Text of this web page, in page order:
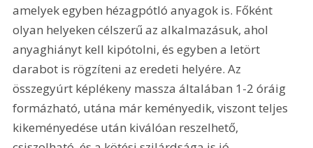
amelyek egyben hézagpótló anyagok is. Főként
olyan helyeken célszerű az alkalmazásuk, ahol
anyaghiányt kell kipótolni, és egyben a letört
darabot is rögzíteni az eredeti helyére. Az
összegyúrt képlékeny massza általában 1-2 óráig
formázható, utána már keményedik, viszont teljes
kikeményedése után kiválóan reszelhető,